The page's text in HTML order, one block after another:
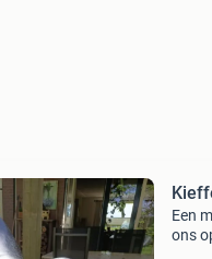
Een
ons